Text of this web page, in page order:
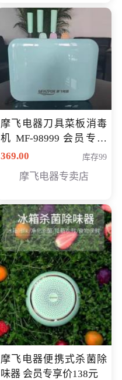
摩飞电器刀具菜板消毒
机 MF-98999 会员专享
价286元
369.00 库存99
摩飞电器专卖店
摩飞电器便携式杀菌除
味器 会员专享价138元